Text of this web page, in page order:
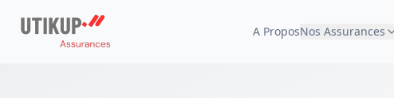
A ProposNos Assurances